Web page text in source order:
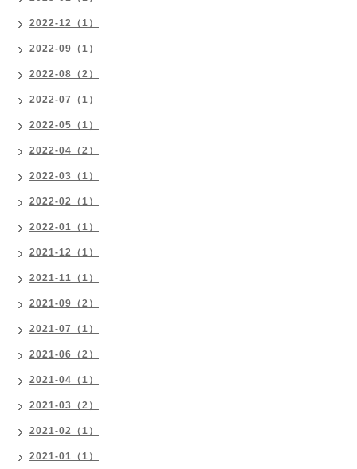
2022-12（1）
2022-09（1）
2022-08（2）
2022-07（1）
2022-05（1）
2022-04（2）
2022-03（1）
2022-02（1）
2022-01（1）
2021-12（1）
2021-11（1）
2021-09（2）
2021-07（1）
2021-06（2）
2021-04（1）
2021-03（2）
2021-02（1）
2021-01（1）